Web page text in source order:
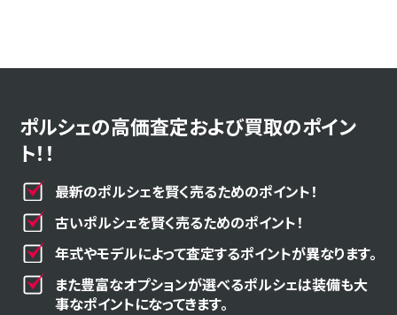
ポルシェの高価査定および買取のポイン
ト！！
最新のポルシェを賢く売るためのポイント！
古いポルシェを賢く売るためのポイント！
年式やモデルによって査定するポイントが異なります。
また豊富なオプションが選べるポルシェは装備も大
事なポイントになってきます。